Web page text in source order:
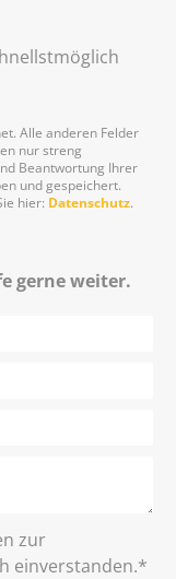
Alle anderen Felder
nur streng
Beantwortung Ihrer
und gespeichert.
hier: Datenschutz.
gerne weiter.
zur
einverstanden.*